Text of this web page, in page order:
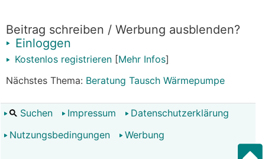
Beitrag schreiben / Werbung ausblenden?
Einloggen
Kostenlos registrieren [Mehr Infos]
Nächstes Thema: Beratung Tausch Wärmepumpe
Suchen Impressum
Datenschutzerklärung
Nutzungsbedingungen
Werbung